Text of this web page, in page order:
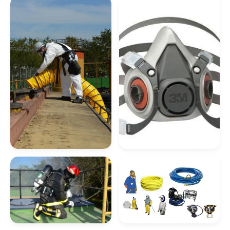
Oxigênio Líquido Industrial Em Valinhos
Distribuidora De Gases Industriais
Oxigênio Medicinal Em Indaiatuba
Distribuidora De Oxigênio Medicinal
Oxigênio Industrial Em Jaguariúna
Empresa De Oxigênio Medicinal
Oxigênio Industrial Em Paulínia
Distribuidora Gases Medicinais
Oxigênio Industrial Em Rio Claro
Proteção
Respiratória Para
Espaço Confinado
Respiratória